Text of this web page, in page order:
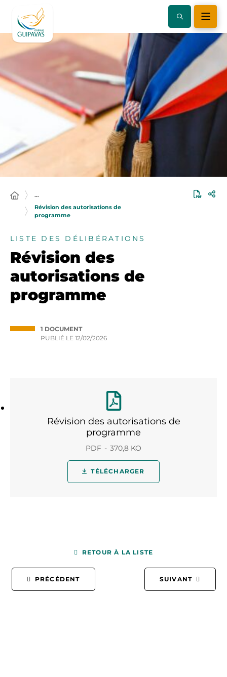
…
Révision des autorisations de
programme
LISTE DES DÉLIBÉRATIONS
Révision des
autorisations de
programme
1 DOCUMENT
PUBLIÉ LE 12/02/2026
Révision des autorisations de
programme
PDF 370,8 KO
TÉLÉCHARGER
PRÉCÉDENT
RETOUR À LA LISTE
SUIVANT